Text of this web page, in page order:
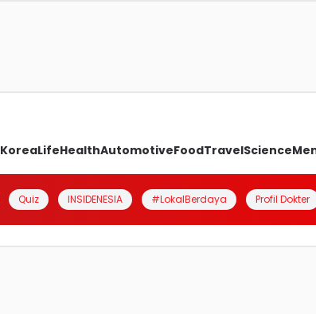
KoreaLifeHealthAutomotiveFoodTravelScience
Quiz INSIDENESIA #LokalBerdaya Profil Dokter